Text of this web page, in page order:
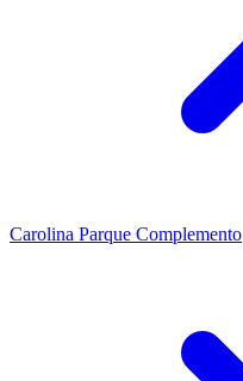
Carolina Parque Complemento